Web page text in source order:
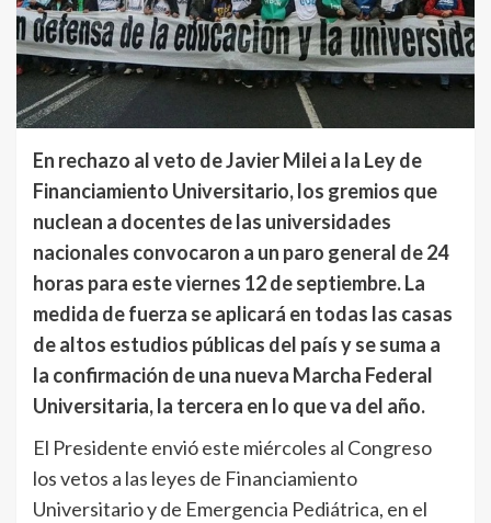
En rechazo al veto de Javier Milei a la Ley de
Financiamiento Universitario, los gremios que
nuclean a docentes de las universidades
nacionales convocaron a un paro general de 24
horas para este viernes 12 de septiembre. La
medida de fuerza se aplicará en todas las casas
de altos estudios públicas del país y se suma a
la confirmación de una nueva Marcha Federal
Universitaria, la tercera en lo que va del año.
El Presidente envió este miércoles al Congreso
los vetos a las leyes de Financiamiento
Universitario y de Emergencia Pediátrica, en el